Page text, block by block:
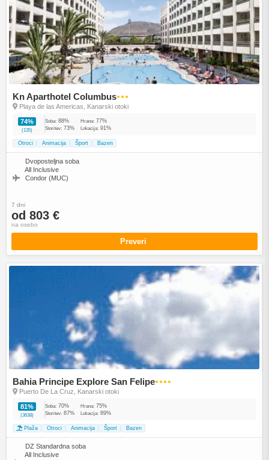
Kn Aparthotel Columbus●●●
Playa de las Americas, Kanarski otoki
74%
(135)
Soba: 88% Hrana: 77%
Storitev: 73% Lokacija: 91%
Otroci Animacija Šport Bazen
Dvoposteljna soba
All Inclusive
Condor (MUC)
7 dni
od 803 €
na osebo
Preveri
Bahia Principe Explore San Felipe●●●●
Puerto De La Cruz, Kanarski otoki
81%
(3638)
Soba: 70% Hrana: 75%
Storitev: 87% Lokacija: 89%
Plaža Otroci Animacija Šport Bazen
DZ Standardna soba
All Inclusive